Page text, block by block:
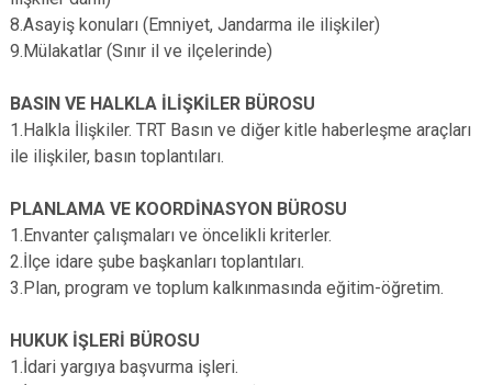
8.Asayiş konuları (Emniyet, Jandarma ile ilişkiler)
9.Mülakatlar (Sınır il ve ilçelerinde)
BASIN VE HALKLA İLİŞKİLER BÜROSU
1.Halkla İlişkiler. TRT Basın ve diğer kitle haberleşme araçları
ile ilişkiler, basın toplantıları.
PLANLAMA VE KOORDİNASYON BÜROSU
1.Envanter çalışmaları ve öncelikli kriterler.
2.İlçe idare şube başkanları toplantıları.
3.Plan, program ve toplum kalkınmasında eğitim-öğretim.
HUKUK İŞLERİ BÜROSU
1.İdari yargıya başvurma işleri.